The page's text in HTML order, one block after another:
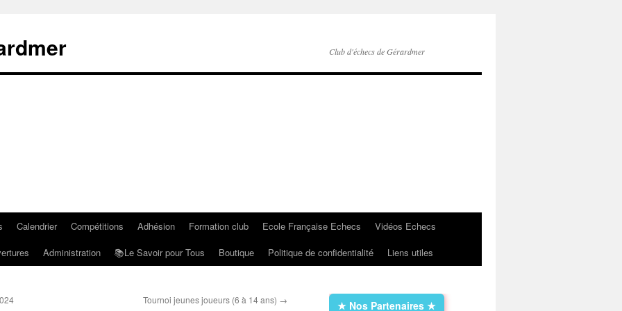
Club d'échecs de Gérardmer
Calendrier Compétitions Adhésion Formation club Ecole Française Echecs
Vidéos Echecs
Administration 📚Le Savoir pour Tous Boutique Politique de confidentialité Liens utiles
Tournoi jeunes joueurs (6 à 14 ans) → ★ Nos Partenaires ★